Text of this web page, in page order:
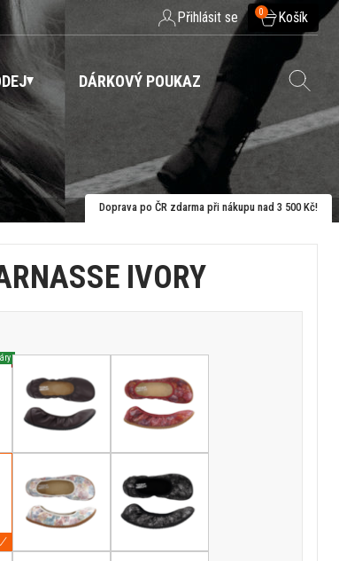
Přihlásit se 0 Košík
DÁRKOVÝ POUKAZ
Doprava po ČR zdarma při nákupu nad 3 500 Kč!
IVORY